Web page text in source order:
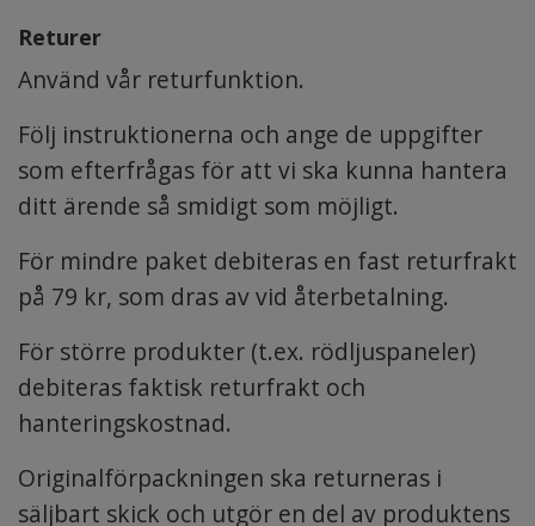
Returer
Använd vår returfunktion.
Följ instruktionerna och ange de uppgifter
som efterfrågas för att vi ska kunna hantera
ditt ärende så smidigt som möjligt.
För mindre paket debiteras en fast returfrakt
på 79 kr, som dras av vid återbetalning.
För större produkter (t.ex. rödljuspaneler)
debiteras faktisk returfrakt och
hanteringskostnad.
Originalförpackningen ska returneras i
säljbart skick och utgör en del av produktens